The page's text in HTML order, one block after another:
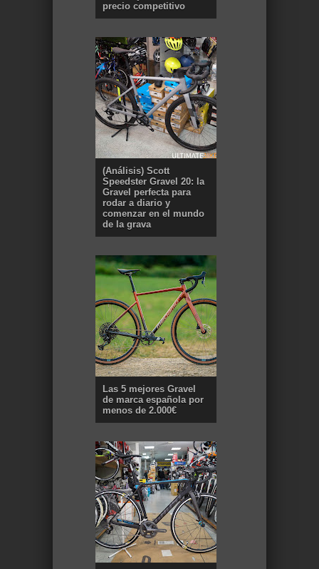
precio competitivo
(Análisis) Scott
Speedster Gravel 20: la
Gravel perfecta para
rodar a diario y
comenzar en el mundo
de la grava
Las 5 mejores Gravel
de marca española por
menos de 2.000€